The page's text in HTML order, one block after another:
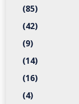
(85)
(42)
(9)
(14)
(16)
(4)